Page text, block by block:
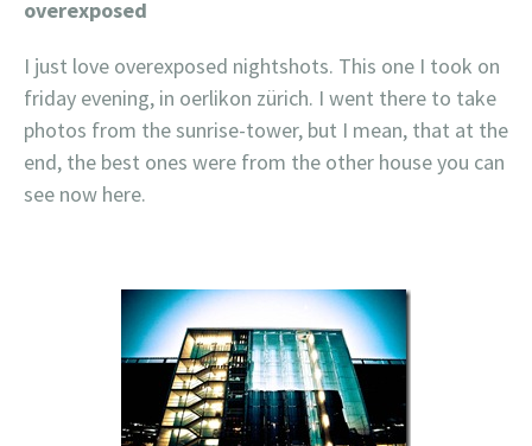
overexposed
I just love overexposed nightshots. This one I took on
friday evening, in oerlikon zürich. I went there to take
photos from the sunrise-tower, but I mean, that at the
end, the best ones were from the other house you can
see now here.